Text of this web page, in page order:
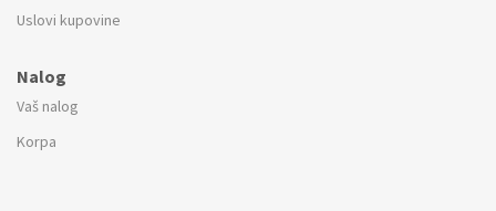
Uslovi kupovine
Nalog
Vaš nalog
Korpa